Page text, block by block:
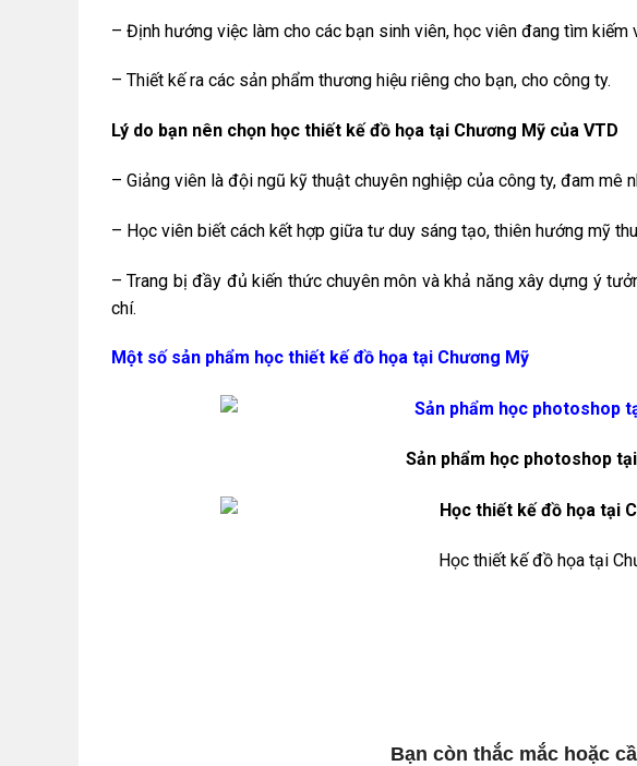
– Định hướng việc làm cho các bạn sinh viên, học viên đang tìm kiếm
– Thiết kế ra các sản phẩm thương hiệu riêng cho bạn, cho công ty.
Lý do bạn nên chọn học thiết kế đồ họa tại Chương Mỹ của VTD
– Giảng viên là đội ngũ kỹ thuật chuyên nghiệp của công ty, đam mê
– Học viên biết cách kết hợp giữa tư duy sáng tạo, thiên hướng mỹ
– Trang bị đầy đủ kiến thức chuyên môn và khả năng xây dựng ý
chí.
Một số sản phẩm học thiết kế đồ họa tại Chương Mỹ
Sản phẩm học photoshop
Học thiết kế đồ họa tại
Bạn còn thắc mắc hoặc